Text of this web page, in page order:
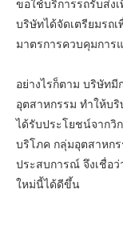
ขอใช้บริการรถรับส่ง
บริษัทได้จัดเตรียมรถ
มาตรการควบคุมการ
อย่างไรก็ตาม บริษัท
อุตสาหกรรม ทำให้บ
ได้รับประโยชน์จากวิ
บริโภค กลุ่มอุตสาหกร
ประสบการณ์ จึงเชื่อ
ใหม่นี้ได้ดีขึ้น